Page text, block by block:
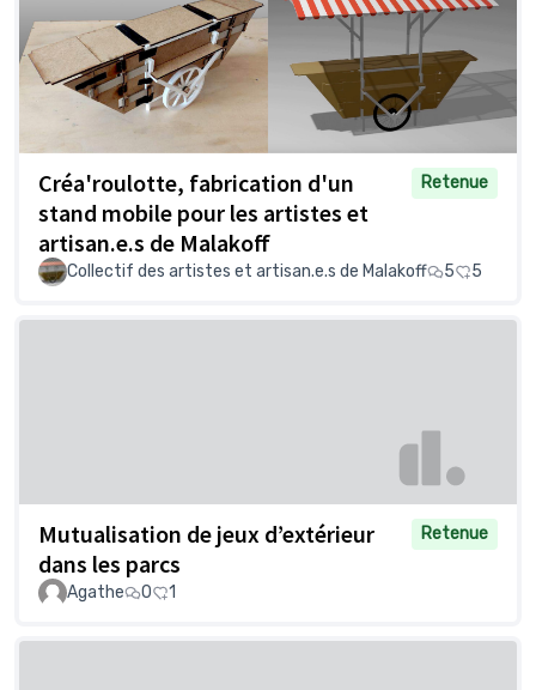
Créa'roulotte, fabrication d'un
stand mobile pour les artistes et
artisan.e.s de Malakoff
Retenue
Collectif des artistes et artisan.e.s de Malakoff 5 5
Mutualisation de jeux d’extérieur
dans les parcs
Retenue
Agathe 0 1